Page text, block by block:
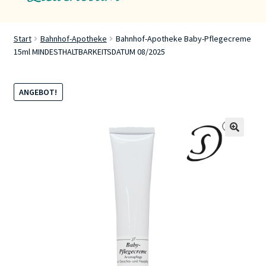
Servicer
Buttik
Start Bahnhof-Apotheke
Bahnhof-Apotheke Baby-Pflegecreme
15ml MINDESTHALTBARKEITSDATUM 08/2025
ANGEBOT!